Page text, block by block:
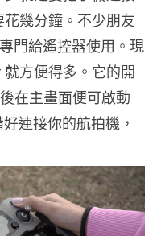
幾分鐘。不少朋友
門給遙控器使用。現
方便得多。它的開
在主畫面便可啟動
連接你的航拍機，